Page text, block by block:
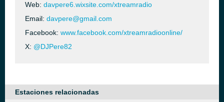
Web: davpere6.wixsite.com/xtreamradio
Email: davpere@gmail.com
Facebook: www.facebook.com/xtreamradioonline/
X: @DJPere82
Estaciones relacionadas